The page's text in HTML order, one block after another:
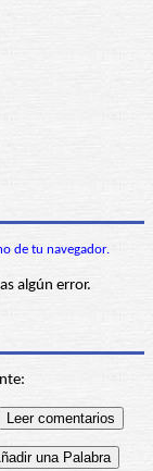
de tu navegador.
algún error.